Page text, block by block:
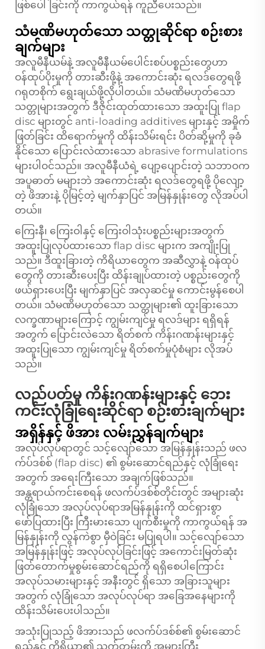
ဖြစ်ပေါ်ခြင်းကို ကာကွယ်ရန် ကူညီပေးသည်။
သံမဏိမဟုတ်သော သတ္တုဆိုင်ရာ စဉ်းစား
ချက်များ
အလူမီနီယမ်နဲ့ အလူမီနီယမ်ပေါင်းစပ်ပစ္စည်းတွေဟာ
ဝန်ထုပ်ပိုးမှုကို တားဆီးဖို့နဲ့ အကောင်းဆုံး ရလဒ်တွေရဖို့
ဂရုတစိုက် ရွေးချယ်ဖို့လိုပါတယ်။ သံမဏိမဟုတ်သော
သတ္တုများအတွက် ဒီဇိုင်းထုတ်ထားသော အထူးပြု flap
disc များတွင် anti-loading additives များနှင့် အမှိုက်
ဖြတ်ခြင်း ထိရောက်မှုကို ထိန်းသိမ်းရင်း ပိတ်ဆို့မှုကို ခုခံ
နိုင်သော ပြောင်းလဲထားသော abrasive formulations
များပါဝင်သည်။ အလူမီနီယံရဲ့ ပျော့ပျောင်းတဲ့ သဘာဝက
အပူဓာတ် မများဘဲ အကောင်းဆုံး ရလဒ်တွေရဖို့ ပိုလျော့
တဲ့ ဖိအားနဲ့ ပိုမြင့်တဲ့ မျက်နှာပြင် အမြန်နှုန်းတွေ လိုအပ်ပါ
တယ်။
ကြေးနီ၊ ကြေးဝါနှင့် ကြေးဝါသုံးပစ္စည်းများအတွက်
အထူးပြုလုပ်ထားသော flap disc များက အကျိုးပြု
သည်။ ဒီထူးခြားတဲ့ ကိရိယာတွေက အဆီလွှာနဲ့ ဝန်ထုပ်
တွေကို တားဆီးပေးပြီး ထိန်းချုပ်ထားတဲ့ ပစ္စည်းတွေကို
ဖယ်ရှားပေးပြီး မျက်နှာပြင် အလှဆင်မှု ကောင်းမွန်စေပါ
တယ်။ သံမဏိမဟုတ်သော သတ္တုများ၏ ထူးခြားသော
လက္ခဏာများကြောင့် ကျွမ်းကျင်မှု ရလဒ်များ ရရှိရန်
အတွက် ပြောင်းလဲသော ရိတ်စက် ကိန်းဂဏန်းများနှင့်
အထူးပြုသော ကျွမ်းကျင်မှု ရိတ်စက်မှုပုံစံများ လိုအပ်
သည်။
လည်ပတ်မှု ကိန်းဂဏန်းများနှင့် ဘေး
ကင်းလုံခြုံရေးဆိုင်ရာ စဉ်းစားချက်များ
အရှိန်နှင့် ဖိအား လမ်းညွှန်ချက်များ
အလုပ်လုပ်ရာတွင် သင့်လျော်သော အမြန်နှုန်းသည် ဖလ
က်ပ်ဒစ်စ် (flap disc) ၏ စွမ်းဆောင်ရည်နှင့် လုံခြုံရေး
အတွက် အရေးကြီးသော အချက်ဖြစ်သည်။
အန္တရာယ်ကင်းစေရန် ဖလက်ပ်ဒစ်စ်တိုင်းတွင် အများဆုံး
လုံခြုံသော အလုပ်လုပ်ရာအမြန်နှုန်းကို ထင်ရှားစွာ
ဖော်ပြထားပြီး ကြီးမားသော ပျက်စီးမှုကို ကာကွယ်ရန် အ
မြန်နှုန်းကို လွန်ကဲစွာ မှီဝဲခြင်း မပြုရပါ။ သင့်လျော်သော
အမြန်နှုန်းဖြင့် အလုပ်လုပ်ခြင်းဖြင့် အကောင်းမြတ်ဆုံး
ဖြတ်တောက်မှုစွမ်းဆောင်ရည်ကို ရရှိစေပါကြောင်း
အလုပ်သမားများနှင့် အနီးတွင် ရှိသော အခြားသူများ
အတွက် လုံခြုံသော အလုပ်လုပ်ရာ အခြေအနေများကို
ထိန်းသိမ်းပေးပါသည်။
အသုံးပြုသည့် ဖိအားသည် ဖလက်ပ်ဒစ်စ်၏ စွမ်းဆောင်
ရည်နှင့် ကိရိယာ၏ သက်တမ်းကို အများကြီး